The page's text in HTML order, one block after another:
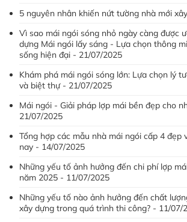
5 nguyên nhân khiến nứt tường nhà mới
Vì sao mái ngói sóng nhỏ ngày càng được
dựng Mái ngói lấy sáng - Lựa chọn thông
sống hiện đại - 21/07/2025
Khám phá mái ngói sóng lớn: Lựa chọn lý
và biệt thự - 21/07/2025
Mái ngói - Giải pháp lợp mái bền đẹp cho
21/07/2025
Tổng hợp các mẫu nhà mái ngói cấp 4 đẹp
nay - 14/07/2025
Những yếu tố ảnh hưởng đến chi phí lợp
năm 2025 - 11/07/2025
Những yếu tố nào ảnh hưởng đến chất
xây dựng trong quá trình thi công? - 11/07/